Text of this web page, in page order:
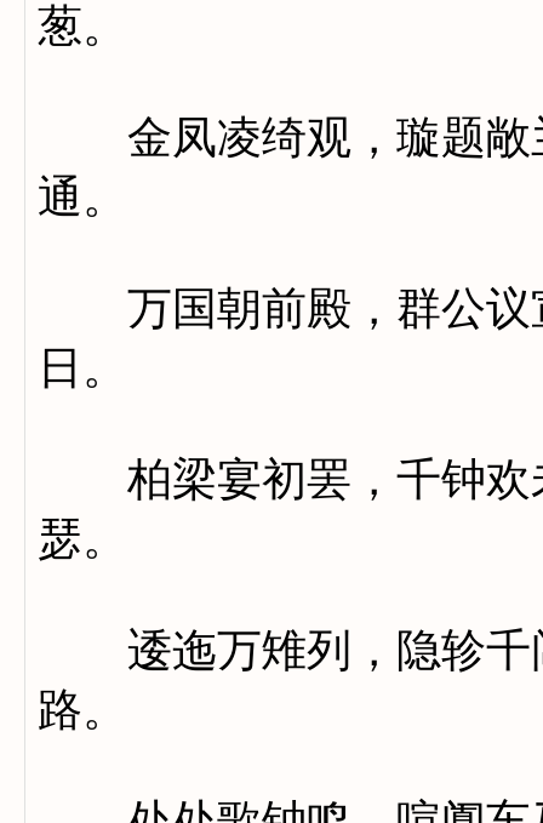
葱。
金凤凌绮观，璇题敞
通。
万国朝前殿，群公议
日。
柏梁宴初罢，千钟欢
瑟。
逶迤万雉列，隐轸千
路。